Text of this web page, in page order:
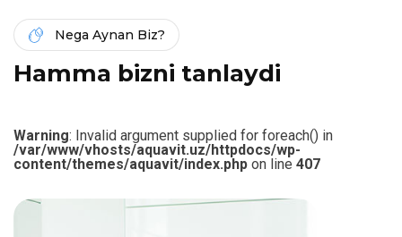
Nega Aynan Biz?
Hamma bizni tanlaydi
Warning: Invalid argument supplied for foreach() in
/var/www/vhosts/aquavit.uz/httpdocs/wp-
content/themes/aquavit/index.php on line 407